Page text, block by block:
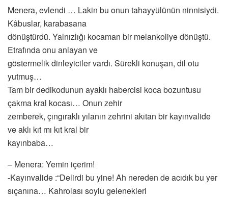
Menera, evlendi … Lakin bu onun tahayyülünün ninnisiydi.
Kâbuslar, karabasana
dönüştürdü. Yalnızlığı kocaman bir melankoliye dönüştü.
Etrafında onu anlayan ve
göstermelik dinleyiciler vardı. Sürekli konuşan, dil otu
yutmuş…
Tam bir dedikodunun ayaklı habercisi koca bozuntusu
çakma kral kocası… Onun zehir
zemberek, çıngıraklı yılanın zehrini akıtan bir kayınvalide
ve aklı kıt mı kıt kral bir
kayınbaba…
– Menera: Yemin içerim!
-Kayınvalide :“Delirdi bu yine! Ah nereden de acıdık bu yer
sıçanına… Kahrolası soylu gelenekleri